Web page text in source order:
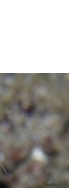
Války
STUDENÁ
VÁLKA VE
VIETNAMU
VÁLEČNÉ
SERIÁLY